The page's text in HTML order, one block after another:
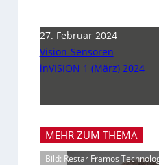
27. Februar 2024
Vision-Sensoren
inVISION 1 (März) 2024
MEHR ZUM THEMA
Bild: Restar Framos